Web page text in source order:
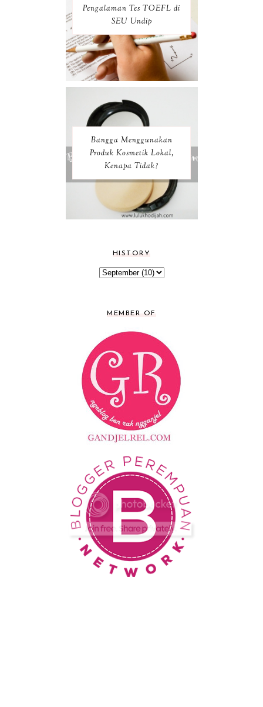
Pengalaman Tes TOEFL di
SEU Undip
Bangga Menggunakan
Produk Kosmetik Lokal,
Kenapa Tidak?
HISTORY
MEMBER OF